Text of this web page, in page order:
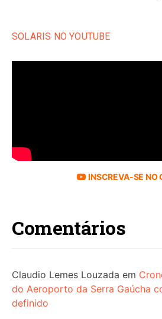
SOLARIS NO YOUTUBE
INSCREVA-SE NO
Comentários
Claudio Lemes Louzada em
do Aeroporto da Serra Gaúcha
definido